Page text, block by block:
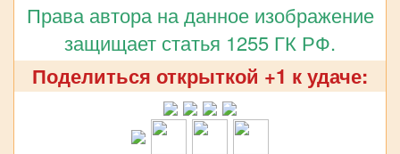
Права автора на данное изображение
защищает статья 1255 ГК РФ.
Поделиться открыткой +1 к удаче: